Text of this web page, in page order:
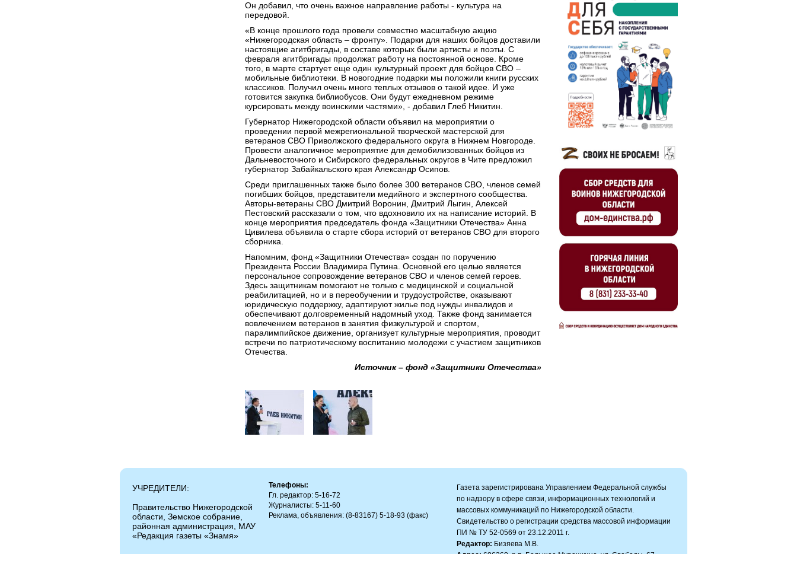
Он добавил, что очень важное направление работы - культура на
передовой.
«В конце прошлого года провели совместно масштабную акцию
«Нижегородская область – фронту». Подарки для наших бойцов доставили
настоящие агитбригады, в составе которых были артисты и поэты. С
февраля агитбригады продолжат работу на постоянной основе. Кроме
того, в марте стартует еще один культурный проект для бойцов СВО –
мобильные библиотеки. В новогодние подарки мы положили книги русских
классиков. Получил очень много теплых отзывов о такой идее. И уже
готовится закупка библиобусов. Они будут ежедневном режиме
курсировать между воинскими частями», - добавил Глеб Никитин.
Губернатор Нижегородской области объявил на мероприятии о
проведении первой межрегиональной творческой мастерской для
ветеранов СВО Приволжского федерального округа в Нижнем Новгороде.
Провести аналогичное мероприятие для демобилизованных бойцов из
Дальневосточного и Сибирского федеральных округов в Чите предложил
губернатор Забайкальского края Александр Осипов.
Среди приглашенных также было более 300 ветеранов СВО, членов семей
погибших бойцов, представители медийного и экспертного сообщества.
Авторы-ветераны СВО Дмитрий Воронин, Дмитрий Лыгин, Алексей
Пестовский рассказали о том, что вдохновило их на написание историй. В
конце мероприятия председатель фонда «Защитники Отечества» Анна
Цивилева объявила о старте сбора историй от ветеранов СВО для второго
сборника.
Напомним, фонд «Защитники Отечества» создан по поручению
Президента России Владимира Путина. Основной его целью является
персональное сопровождение ветеранов СВО и членов семей героев.
Здесь защитникам помогают не только с медицинской и социальной
реабилитацией, но и в переобучении и трудоустройстве, оказывают
юридическую поддержку, адаптируют жилье под нужды инвалидов и
обеспечивают долговременный надомный уход. Также фонд занимается
вовлечением ветеранов в занятия физкультурой и спортом,
паралимпийское движение, организует культурные мероприятия, проводит
встречи по патриотическому воспитанию молодежи с участием защитников
Отечества.
Источник – фонд «Защитники Отечества»
УЧРЕДИТЕЛИ:
Правительство Нижегородской
области, Земское собрание,
районная администрация, МАУ
«Редакция газеты «Знамя»
Телефоны:
Гл. редактор: 5-16-72
Журналисты: 5-11-60
Реклама, объявления: (8-83167) 5-18-93 (факс)
Газета зарегистрирована Управлением Федеральной службы
по надзору в сфере связи, информационных технологий и
массовых коммуникаций по Нижегородской области.
Свидетельство о регистрации средства массовой информации
ПИ № ТУ 52-0569 от 23.12.2011 г.
Редактор: Бизяева М.В.
Адрес:606360, р.п. Большое Мурашкино, ул. Свободы, 67